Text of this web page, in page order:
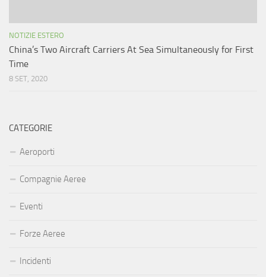
NOTIZIE ESTERO
China’s Two Aircraft Carriers At Sea Simultaneously for First
Time
8 SET, 2020
CATEGORIE
Aeroporti
Compagnie Aeree
Eventi
Forze Aeree
Incidenti